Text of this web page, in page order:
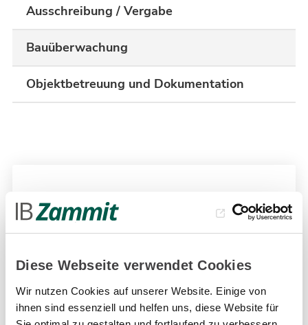
Diese Webseite verwendet Cookies
Wir nutzen Cookies auf unserer Website. Einige von
ihnen sind essenziell und helfen uns, diese Website für
Ausschreibung / Vergabe
Bauüberwachung
Objektbetreuung und Dokumentation
Auftraggeber
Architekten BKSP, Grabau Obermann
Bauherr
BGE Bundesgesellschaft für